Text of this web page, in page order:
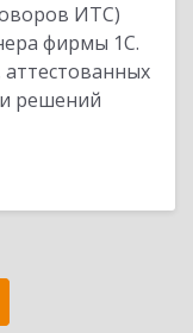
ИТС)
фирмы 1С.
решений